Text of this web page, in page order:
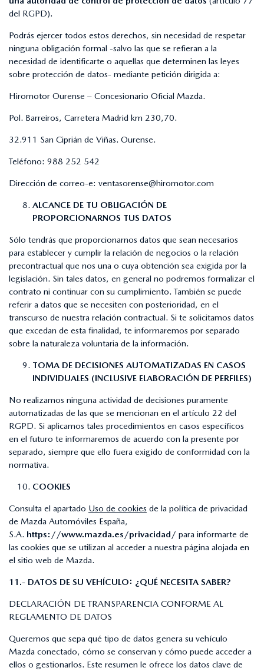
del RGPD).
Podrás ejercer todos estos derechos, sin necesidad de respetar
ninguna obligación formal -salvo las que se refieran a la
necesidad de identificarte o aquellas que determinen las leyes
sobre protección de datos- mediante petición dirigida a:
Hiromotor Ourense – Concesionario Oficial Mazda.
Pol. Barreiros, Carretera Madrid km 230,70.
32.911 San Ciprián de Viñas. Ourense.
Teléfono: 988 252 542
Dirección de correo-e: ventasorense@hiromotor.com
ALCANCE DE TU OBLIGACIÓN DE
PROPORCIONARNOS TUS DATOS
Sólo tendrás que proporcionarnos datos que sean necesarios
para establecer y cumplir la relación de negocios o la relación
precontractual que nos una o cuya obtención sea exigida por la
legislación. Sin tales datos, en general no podremos formalizar el
contrato ni continuar con su cumplimiento. También se puede
referir a datos que se necesiten con posterioridad, en el
transcurso de nuestra relación contractual. Si te solicitamos datos
que excedan de esta finalidad, te informaremos por separado
sobre la naturaleza voluntaria de la información.
TOMA DE DECISIONES AUTOMATIZADAS EN CASOS
INDIVIDUALES (INCLUSIVE ELABORACIÓN DE PERFILES)
No realizamos ninguna actividad de decisiones puramente
automatizadas de las que se mencionan en el artículo 22 del
RGPD. Si aplicamos tales procedimientos en casos específicos
en el futuro te informaremos de acuerdo con la presente por
separado, siempre que ello fuera exigido de conformidad con la
normativa.
COOKIES
Consulta el apartado Uso de cookies de la política de privacidad
de Mazda Automóviles España,
S.A. https://www.mazda.es/privacidad/ para informarte de
las cookies que se utilizan al acceder a nuestra página alojada en
el sitio web de Mazda.
11.- DATOS DE SU VEHÍCULO: ¿QUÉ NECESITA SABER?
DECLARACIÓN DE TRANSPARENCIA CONFORME AL
REGLAMENTO DE DATOS
Queremos que sepa qué tipo de datos genera su vehículo
Mazda conectado, cómo se conservan y cómo puede acceder a
ellos o gestionarlos. Este resumen le ofrece los datos clave de